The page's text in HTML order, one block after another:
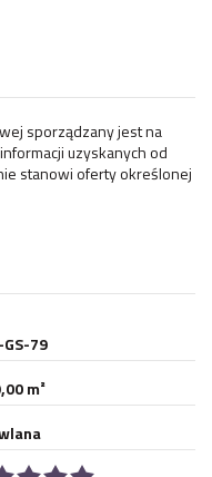
sporządzany jest na
uzyskanych od
stanowi oferty określonej
GS-79
m²